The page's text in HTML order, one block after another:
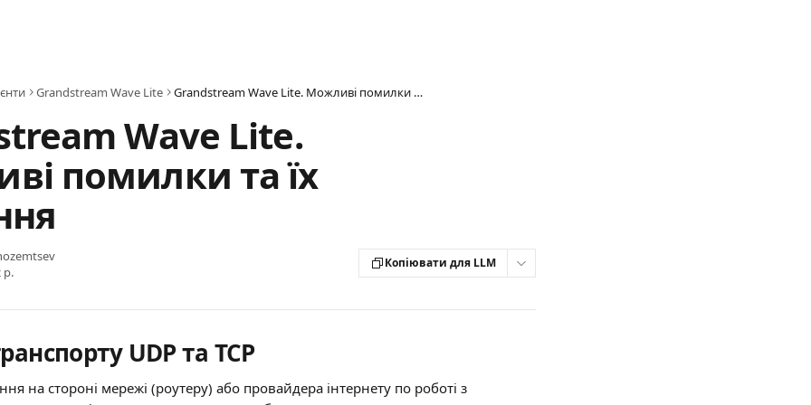
Grandstream Wave Lite Grandstream Wave Lite. Можливі помилки та їх усунення
Wave Lite.
помилки та їх
р.
Копіювати для LLM
UDP та TCP
на стороні мережі (роутеру) або провайдера інтернету по роботі з